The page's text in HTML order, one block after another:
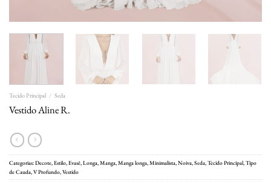
Tecido Principal / Seda
Vestido Aline R.
Categorias:Decote,Estilo,Evasê,Longa,Manga,Manga longa,Minimalista,Noiva,Seda,Tecido Principal,Tipo
de Cauda,V Profundo,Vestido